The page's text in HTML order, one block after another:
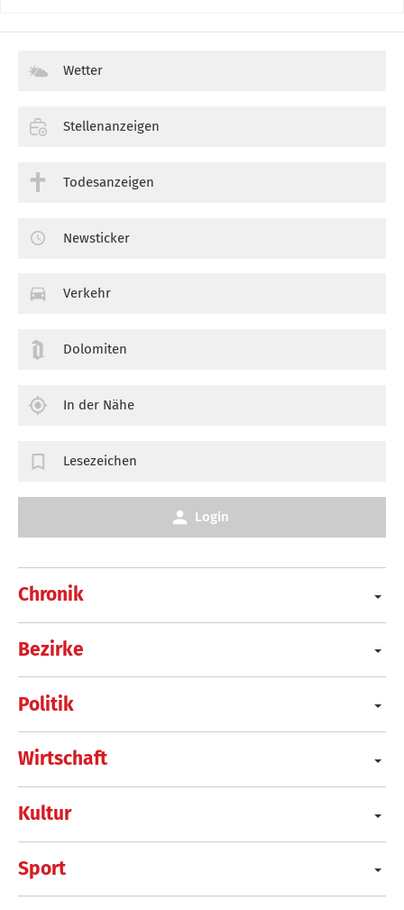
Chronik
Bezirke
Politik
Wirtschaft
Kultur
Sport
Wetter
Stellenanzeigen
Todesanzeigen
Newsticker
Verkehr
Dolomiten
In der Nähe
Lesezeichen
Login